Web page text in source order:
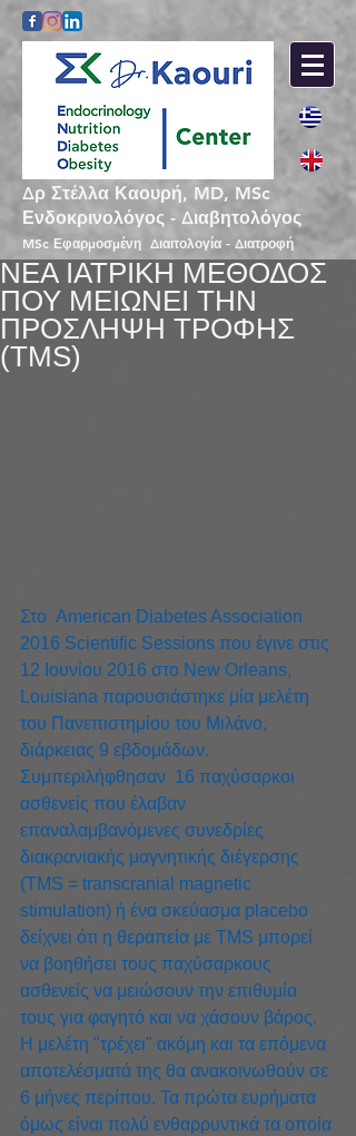
Δρ Στέλλα Καουρή, MD, MSc
Ενδοκρινολόγος - Διαβητολόγος
MSc Εφαρμοσμένη Διαιτολογία - Διατροφή
ΝΕΑ ΙΑΤΡΙΚΗ ΜΕΘΟΔΟΣ
ΠΟΥ ΜΕΙΩΝΕΙ ΤΗΝ
ΠΡΟΣΛΗΨΗ ΤΡΟΦΗΣ
(ΤΜS)
Στο  American Diabetes Association
2016 Scientific Sessions που έγινε στις
12 Ιουνίου 2016 στο New Orleans,
Louisiana παρουσιάστηκε μία μελέτη
του Πανεπιστημίου του Μιλάνο,
διάρκειας 9 εβδομάδων.
Συμπεριλήφθησαν  16 παχύσαρκοι
ασθενείς που έλαβαν
επαναλαμβανόμενες συνεδρίες
διακρανιακής μαγνητικής διέγερσης
(TMS = transcranial magnetic
stimulation) ή ένα σκεύασμα placebo
δείχνει ότι η θεραπεία με TMS μπορεί
να βοηθήσει τους παχύσαρκους
ασθενείς να μειώσουν την επιθυμία
τους για φαγητό και να χάσουν βάρος.
Η μελέτη "τρέχει" ακόμη και τα επόμενα
αποτελέσματά της θα ανακοινωθούν σε
6 μήνες περίπου. Τα πρώτα ευρήματα
όμως είναι πολύ ενθαρρυντικά τα οποία